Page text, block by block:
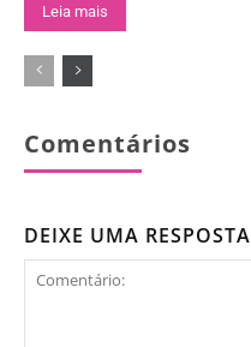
Leia mais
Comentários
DEIXE UMA RESPOSTA